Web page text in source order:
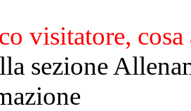
visitatore, cosa
sezione